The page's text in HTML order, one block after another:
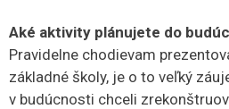
Aké aktivity plánujete do
Pravidelne chodievam
základné školy, je o to veľký
v budúcnosti chceli